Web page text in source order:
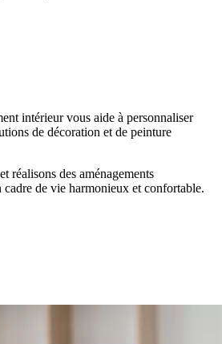
intérieur vous aide à personnaliser
de décoration et de peinture
réalisons des aménagements
de vie harmonieux et confortable.